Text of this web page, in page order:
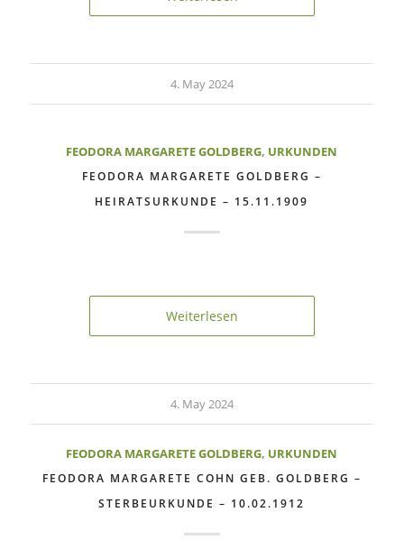
4. May 2024
FEODORA MARGARETE GOLDBERG, URKUNDEN
FEODORA MARGARETE GOLDBERG –
HEIRATSURKUNDE – 15.11.1909
Weiterlesen
4. May 2024
FEODORA MARGARETE GOLDBERG, URKUNDEN
FEODORA MARGARETE COHN GEB. GOLDBERG –
STERBEURKUNDE – 10.02.1912